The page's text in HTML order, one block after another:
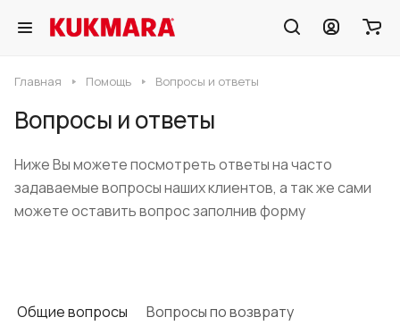
Главная Помощь Вопросы и ответы
Вопросы и ответы
Ниже Вы можете посмотреть ответы на часто
задаваемые вопросы наших клиентов, а так же сами
можете оставить вопрос заполнив форму
Общие вопросы Вопросы по возврату